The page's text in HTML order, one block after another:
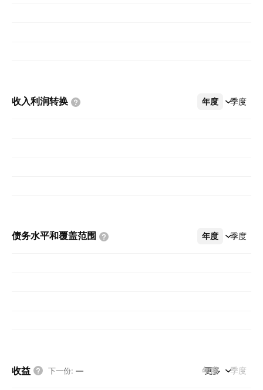
收入利润转换 年度 季度
更多
债务水平和覆盖范围 年度 季度
更多
收益 下一份: — 年度 季度
更多